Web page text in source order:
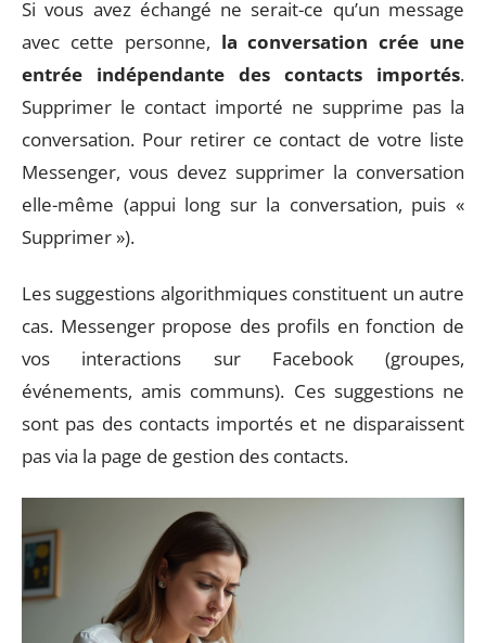
Si vous avez échangé ne serait-ce qu’un message
avec cette personne, la conversation crée une
entrée indépendante des contacts importés.
Supprimer le contact importé ne supprime pas la
conversation. Pour retirer ce contact de votre liste
Messenger, vous devez supprimer la conversation
elle-même (appui long sur la conversation, puis «
Supprimer »).
Les suggestions algorithmiques constituent un autre
cas. Messenger propose des profils en fonction de
vos interactions sur Facebook (groupes,
événements, amis communs). Ces suggestions ne
sont pas des contacts importés et ne disparaissent
pas via la page de gestion des contacts.